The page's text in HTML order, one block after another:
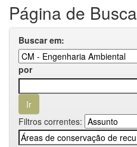
Página de Busca
Buscar em:
por
Filtros correntes: